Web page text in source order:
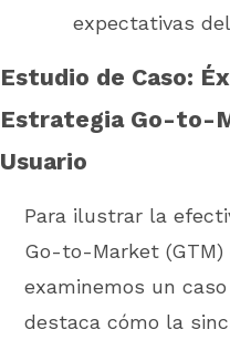
expectativas
Estudio de Caso:
Estrategia Go-to-
Usuario
Para ilustrar la
Go-to-Market
examinemos un
destaca cómo la